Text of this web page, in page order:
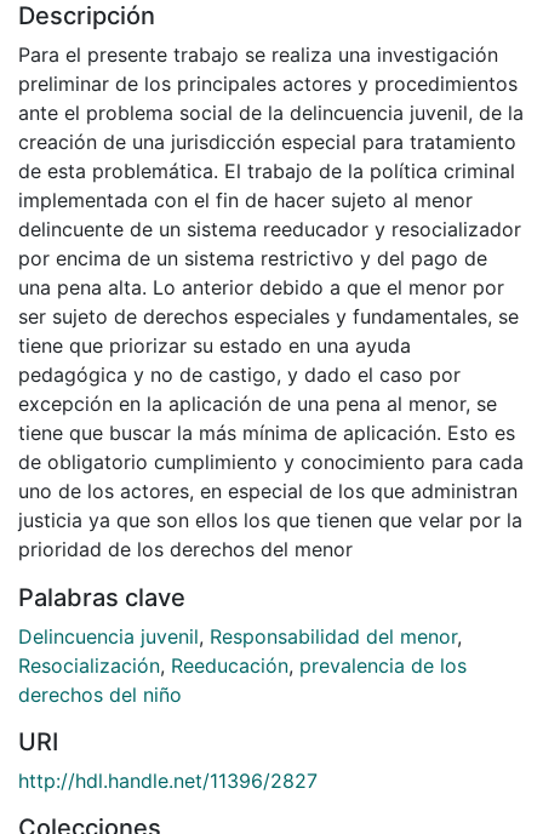
Descripción
Para el presente trabajo se realiza una investigación
preliminar de los principales actores y procedimientos
ante el problema social de la delincuencia juvenil, de la
creación de una jurisdicción especial para tratamiento
de esta problemática. El trabajo de la política criminal
implementada con el fin de hacer sujeto al menor
delincuente de un sistema reeducador y resocializador
por encima de un sistema restrictivo y del pago de
una pena alta. Lo anterior debido a que el menor por
ser sujeto de derechos especiales y fundamentales, se
tiene que priorizar su estado en una ayuda
pedagógica y no de castigo, y dado el caso por
excepción en la aplicación de una pena al menor, se
tiene que buscar la más mínima de aplicación. Esto es
de obligatorio cumplimiento y conocimiento para cada
uno de los actores, en especial de los que administran
justicia ya que son ellos los que tienen que velar por la
prioridad de los derechos del menor
Palabras clave
Delincuencia juvenil, Responsabilidad del menor,
Resocialización, Reeducación, prevalencia de los
derechos del niño
URI
http://hdl.handle.net/11396/2827
Colecciones